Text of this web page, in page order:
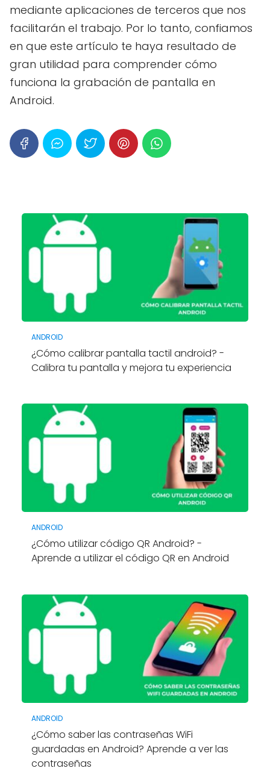
mediante aplicaciones de terceros que nos
facilitarán el trabajo. Por lo tanto, confiamos
en que este artículo te haya resultado de
gran utilidad para comprender cómo
funciona la grabación de pantalla en
Android.
ANDROID
¿Cómo calibrar pantalla tactil android? -
Calibra tu pantalla y mejora tu experiencia
ANDROID
¿Cómo utilizar código QR Android? -
Aprende a utilizar el código QR en Android
ANDROID
¿Cómo saber las contraseñas WiFi
guardadas en Android? Aprende a ver las
contraseñas